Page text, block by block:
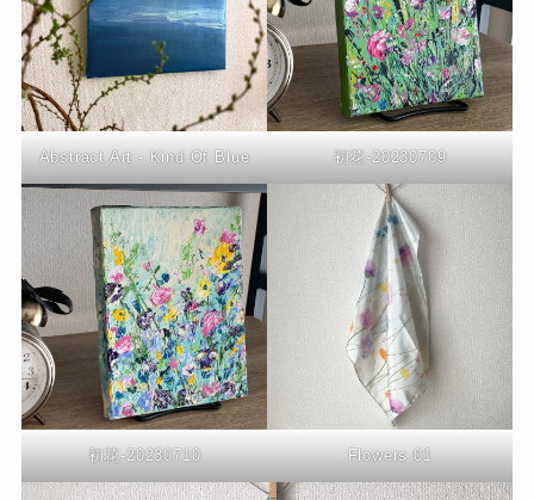
Abstract Art - Kind Of Blue 初花-20230709
初花-20230710 Flowers 01